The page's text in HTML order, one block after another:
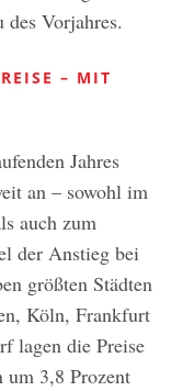
Vorjahres.
– MIT
Jahres
an – sowohl im
auch zum
der Anstieg bei
größten Städten
Köln, Frankfurt
lagen die Preise
um 3,8 Prozent